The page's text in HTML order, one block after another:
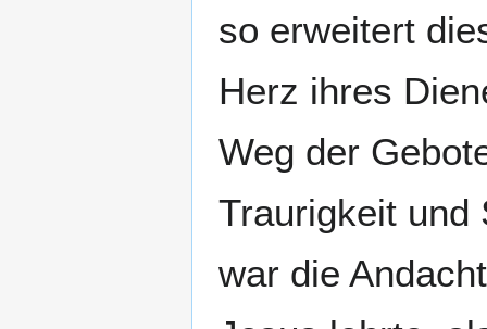
so erweitert
Herz ihres
Weg der
Traurigkeit und
war die